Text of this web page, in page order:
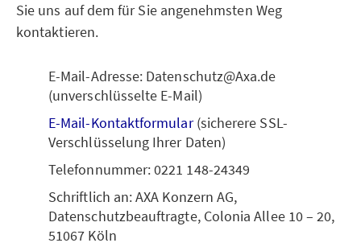
Sie uns auf dem für Sie angenehmsten Weg
kontaktieren.
E-Mail-Adresse: Datenschutz@Axa.de
(unverschlüsselte E-Mail)
E-Mail-Kontaktformular(sicherere SSL-
Verschlüsselung Ihrer Daten)
Telefonnummer: 0221 148-24349
Schriftlich an: AXA Konzern AG,
Datenschutzbeauftragte, Colonia Allee 10 – 20,
51067 Köln